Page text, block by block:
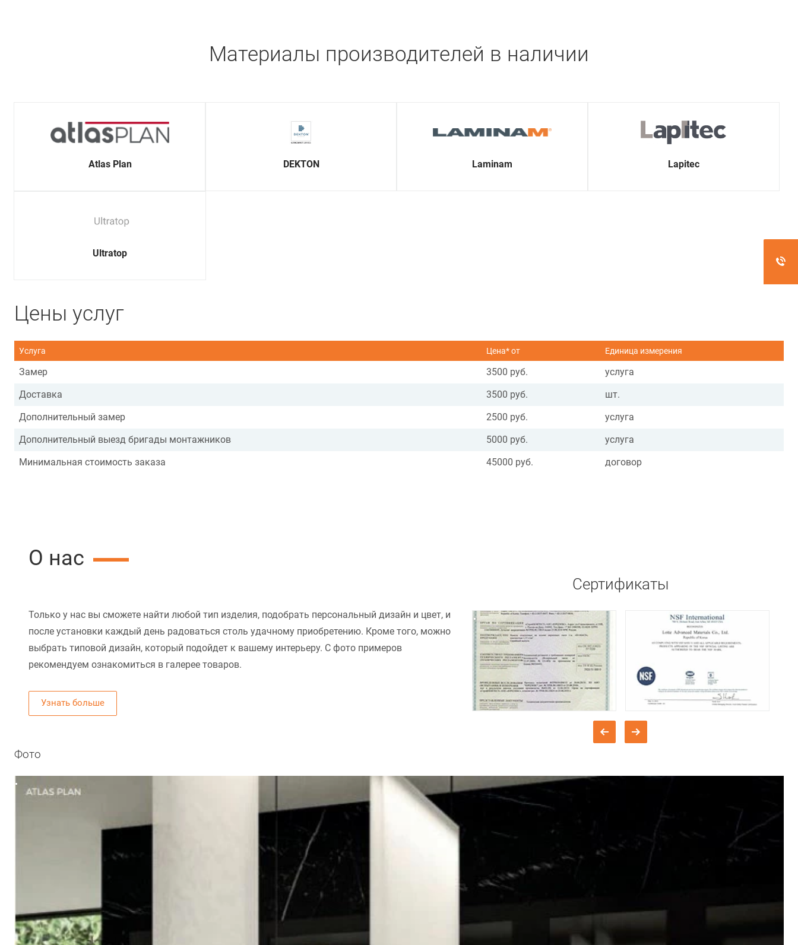
Материалы производителей в наличии
Atlas Plan DEKTON Laminam Lapitec
Ultratop
Цены услуг
Услуга Цена* от Единица измерения
Замер 3500 руб.
услуга
Доставка
3500 руб.
шт.
Дополнительный замер
2500 руб.
услуга
Дополнительный выезд бригады монтажников
5000 руб.
услуга
Минимальная стоимость заказа
45000 руб. договор
О нас
Только у нас вы сможете найти любой тип изделия, подобрать персональный дизайн и цвет, и
после установки каждый день радоваться столь удачному приобретению. Кроме того, можно
выбрать типовой дизайн, который подойдет к вашему интерьеру. С фото примеров
рекомендуем ознакомиться в галерее товаров.
Узнать больше
Сертификаты
Фото